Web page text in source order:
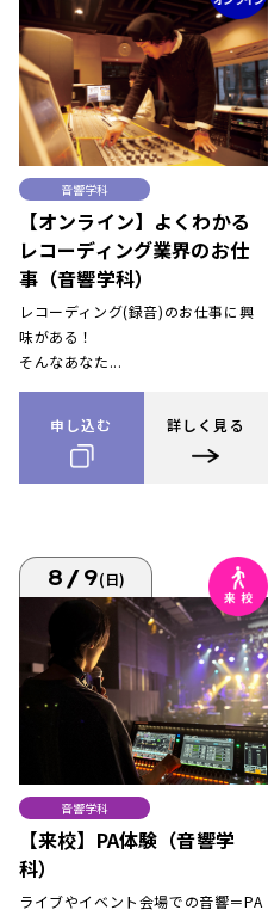
音響学科
【オンライン】よくわかる
レコーディング業界のお仕
事（音響学科）
レコーディング(録音)のお仕事に興
味がある！
そんなあなた...
申し込む 詳しく見る
8/9(日)
音響学科
【来校】PA体験（音響学
科）
ライブやイベント会場での音響＝PA